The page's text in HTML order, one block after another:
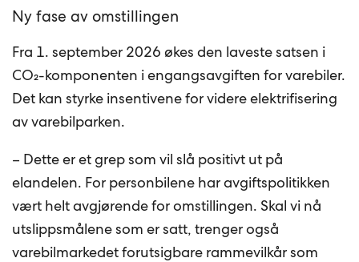
Ny fase av omstillingen
Fra 1. september 2026 økes den laveste satsen i
CO₂-komponenten i engangsavgiften for varebiler.
Det kan styrke insentivene for videre elektrifisering
av varebilparken.
– Dette er et grep som vil slå positivt ut på
elandelen. For personbilene har avgiftspolitikken
vært helt avgjørende for omstillingen. Skal vi nå
utslippsmålene som er satt, trenger også
varebilmarkedet forutsigbare rammevilkår som